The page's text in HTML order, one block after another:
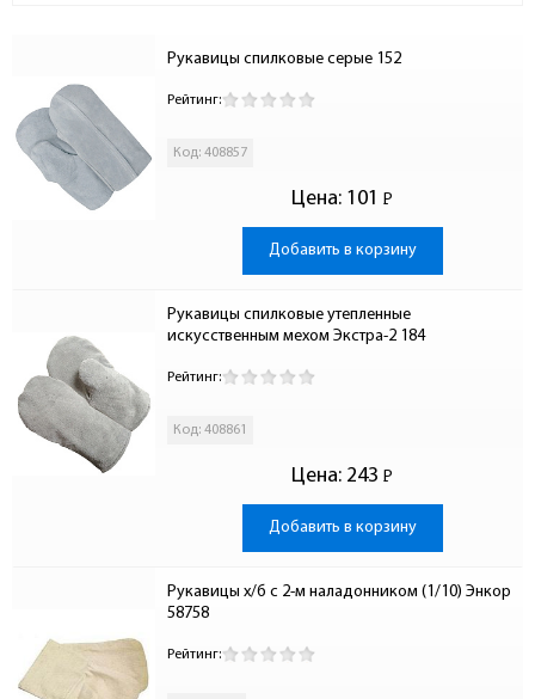
Рукавицы спилковые серые 152
Рейтинг:
Код: 408857
Цена: 101 Р
-
Добавить в корзину
Рукавицы спилковые утепленные
искусственным мехом Экстра-2 184
Рейтинг:
Код: 408861
Цена: 243 Р
-
Добавить в корзину
Рукавицы х/б с 2-м наладонником (1/10) Энкор
58758
Рейтинг: